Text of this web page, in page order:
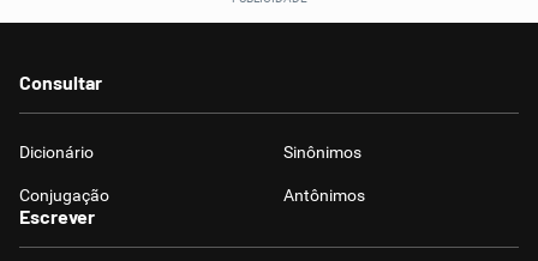
Consultar
Dicionário Sinônimos
Conjugação Antônimos
Escrever